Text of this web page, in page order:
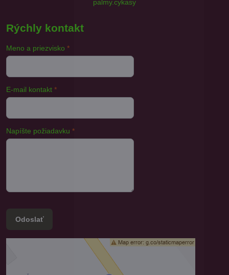
palmy.cykasy
Rýchly kontakt
Meno a priezvisko *
E-mail kontakt *
Napíšte požiadavku *
Odoslať